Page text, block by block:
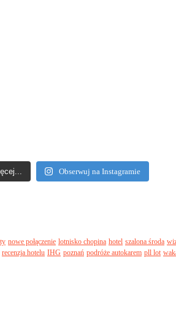
Obserwuj na Instagramie
nowe połączenie lotnisko chopina hotel szalona środa
recenzja hotelu IHG poznań podróże autokarem pll lot